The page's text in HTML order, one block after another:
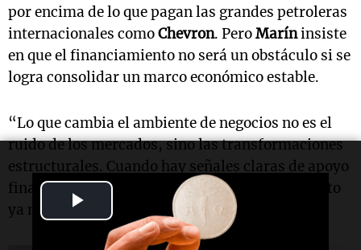
Video
por encima de lo que pagan las grandes petroleras
internacionales comoChevron. PeroMaríninsiste
en que el financiamiento no será un obstáculo si se
logra consolidar un marco económico estable.
“Lo que cambia el ambiente de negocios no es el
ruido de los mercados, sino las transformaciones
estructurales. Cuando hay señales claras de apoyo
financiero y político, los proyectos avanzan. Esto
ya no es ruido: es estructural”, aseguró.